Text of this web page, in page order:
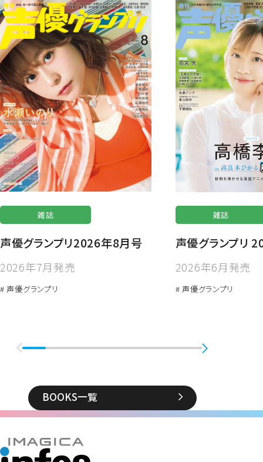
雑誌
声優グランプリ2026年8月号
2026年7月発売
# 声優グランプリ
雑誌
声優グランプリ
2026年6月発売
# 声優グランプリ
BOOKS一覧